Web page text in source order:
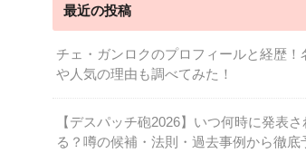
最近の投稿
チェ・ガンロクのプロフィールと経歴！
や人気の理由も調べてみた！
【デスパッチ砲2026】いつ何時に発表さ
る？噂の候補・法則・過去事例から徹底